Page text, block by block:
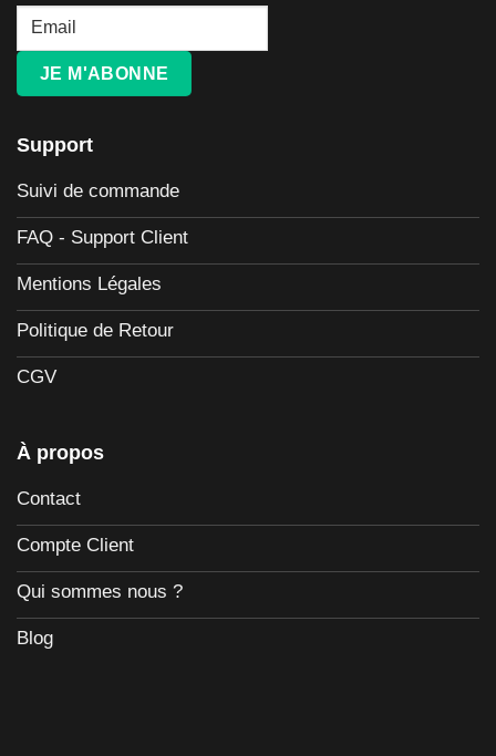
JE M'ABONNE
Support
Suivi de commande
FAQ - Support Client
Mentions Légales
Politique de Retour
CGV
À propos
Contact
Compte Client
Qui sommes nous ?
Blog